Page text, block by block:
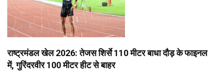
राष्ट्रमंडल खेल 2026: तेजस शिर्से 110 मीटर बाधा दौड़ के फाइनल
में, गुरिंदरवीर 100 मीटर हीट से बाहर